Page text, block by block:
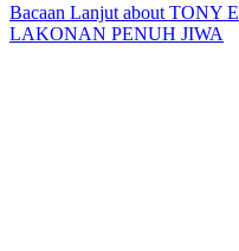
Bacaan Lanjut about TONY
LAKONAN PENUH JIWA